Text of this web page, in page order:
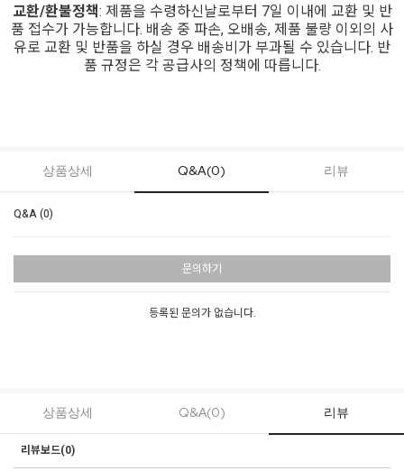
교환/환불정책: 제품을 수령하신날로부터 7일 이내에 교환 및 반
품 접수가 가능합니다. 배송 중 파손, 오배송, 제품 불량 이외의 사
유로 교환 및 반품을 하실 경우 배송비가 부과될 수 있습니다. 반
품 규정은 각 공급사의 정책에 따릅니다.
상품상세 Q&A(0) 리뷰
Q&A (0)
문의하기
등록된 문의가 없습니다.
상품상세 Q&A(0) 리뷰
리뷰보드(0)